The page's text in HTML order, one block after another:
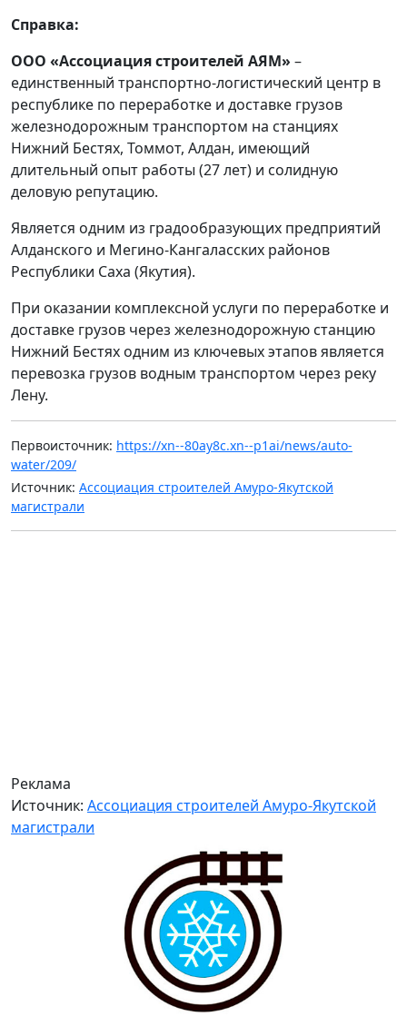
Справка:
ООО «Ассоциация строителей АЯМ» –
единственный транспортно-логистический центр в
республике по переработке и доставке грузов
железнодорожным транспортом на станциях
Нижний Бестях, Томмот, Алдан, имеющий
длительный опыт работы (27 лет) и солидную
деловую репутацию.
Является одним из градообразующих предприятий
Алданского и Мегино-Кангаласских районов
Республики Саха (Якутия).
При оказании комплексной услуги по переработке и
доставке грузов через железнодорожную станцию
Нижний Бестях одним из ключевых этапов является
перевозка грузов водным транспортом через реку
Лену.
Первоисточник: https://xn--80ay8c.xn--p1ai/news/auto-
water/209/
Источник: Ассоциация строителей Амуро-Якутской
магистрали
Реклама
Источник: Ассоциация строителей Амуро-Якутской
магистрали